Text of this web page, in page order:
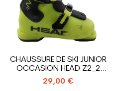
CHAUSSURE DE SKI JUNIOR
OCCASION HEAD Z2_2
CROCHETS
29,00 €